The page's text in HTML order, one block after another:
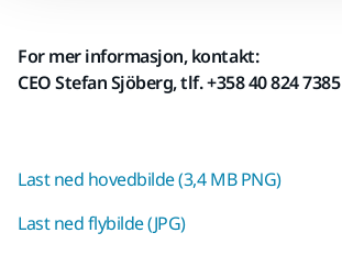
For mer informasjon, kontakt:
CEO Stefan Sjöberg, tlf. +35840 824 7385
Last ned hovedbilde (3,4 MB PNG)
Last ned flybilde (JPG)